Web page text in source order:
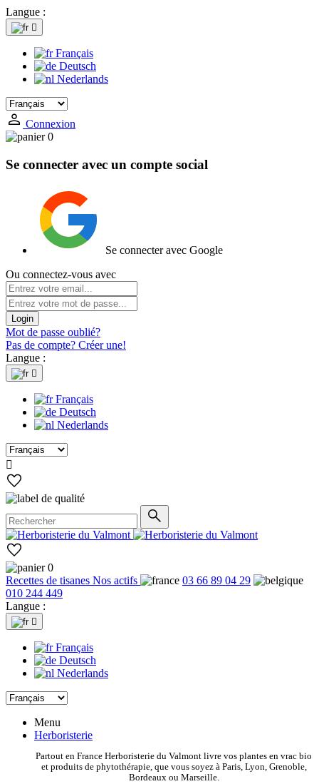
Langue :

Français
Deutsch
Nederlands
Connexion
0
Se connecter avec un compte social
Se connecter avec Google
Ou connectez-vous avec
Login
Mot de passe oublié?
Pas de compte? Créer une!
Langue :

Français
Deutsch
Nederlands

0
Recettes de tisanes Nos actifs
03 66 89 04 29
010 244 449
Langue :

Français
Deutsch
Nederlands
Menu
Herboristerie
Partout en France Herboristerie du Valmont livre vos plantes en vrac bio
et produits de phytothérapie, que vous soyez à Paris, Lyon, Grenoble,
Bordeaux ou Marseille.